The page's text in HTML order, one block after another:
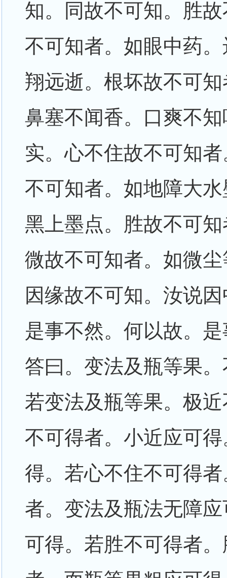
知。同故不可知。胜
不可知者。如眼中药
翔远逝。根坏故不可
鼻塞不闻香。口爽不
实。心不住故不可知
不可知者。如地障大
黑上墨点。胜故不可
微故不可知者。如微
因缘故不可知。汝说
是事不然。何以故。
答曰。变法及瓶等果
若变法及瓶等果。极
不可得者。小近应可
得。若心不住不可得
者。变法及瓶法无障
可得。若胜不可得者